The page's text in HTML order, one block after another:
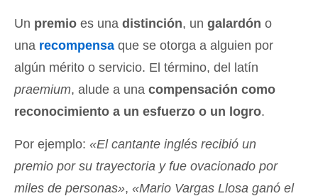
Un premio es una distinción, un galardón o
una recompensa que se otorga a alguien por
algún mérito o servicio. El término, del latín
praemium, alude a una compensación como
reconocimiento a un esfuerzo o un logro.
Por ejemplo: «El cantante inglés recibió un
premio por su trayectoria y fue ovacionado por
miles de personas», «Mario Vargas Llosa ganó el